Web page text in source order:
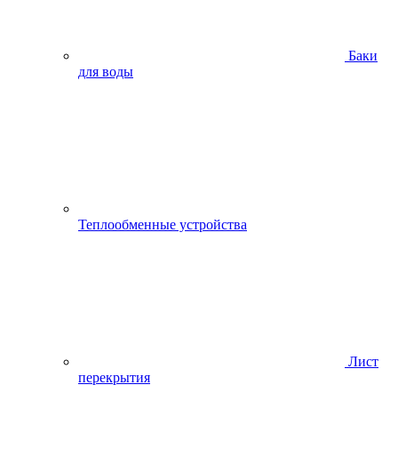
Баки
для воды
Теплообменные устройства
Лист
перекрытия